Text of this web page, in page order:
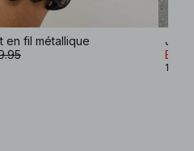
en fil métallique
EUR
1